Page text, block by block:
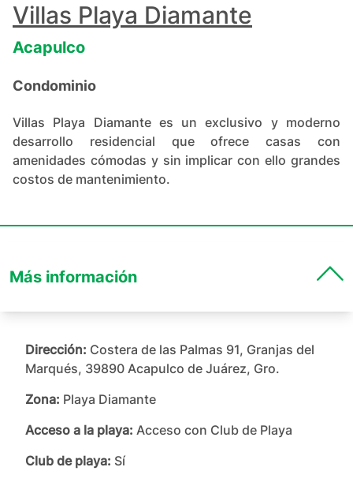
Villas Playa Diamante
Acapulco
Condominio
Villas Playa Diamante es un exclusivo y moderno
desarrollo residencial que ofrece casas con
amenidades cómodas y sin implicar con ello grandes
costos de mantenimiento.
Más información
Dirección: Costera de las Palmas 91, Granjas del
Marqués, 39890 Acapulco de Juárez, Gro.
Zona: Playa Diamante
Acceso a la playa: Acceso con Club de Playa
Club de playa: Sí